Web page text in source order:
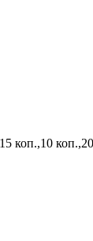
коп.,10